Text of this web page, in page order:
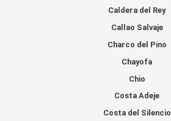
Caldera del Rey
Callao Salvaje
Charco del Pino
Chayofa
Chio
Costa Adeje
Costa del Silencio